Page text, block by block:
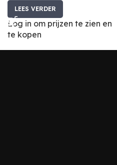
LEES VERDER
Log in om prijzen te zien en
te kopen